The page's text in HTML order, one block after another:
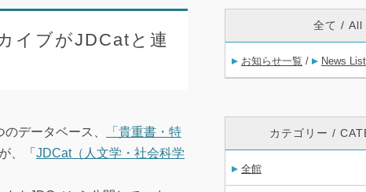
イブがJDCatと連
データベース、
「貴重書・特
が、「 JDCat（人文学・社会科学
全て / All
お知らせ一覧 / News List
カテゴリー /
全館